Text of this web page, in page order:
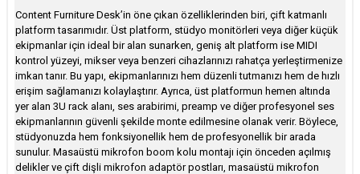
Content Furniture Desk’in öne çıkan özelliklerinden biri, çift katmanlı
platform tasarımıdır. Üst platform, stüdyo monitörleri veya diğer küçük
ekipmanlar için ideal bir alan sunarken, geniş alt platform ise MIDI
kontrol yüzeyi, mikser veya benzeri cihazlarınızı rahatça yerleştirmenize
imkan tanır. Bu yapı, ekipmanlarınızı hem düzenli tutmanızı hem de hızlı
erişim sağlamanızı kolaylaştırır. Ayrıca, üst platformun hemen altında
yer alan 3U rack alanı, ses arabirimi, preamp ve diğer profesyonel ses
ekipmanlarının güvenli şekilde monte edilmesine olanak verir. Böylece,
stüdyonuzda hem fonksiyonellik hem de profesyonellik bir arada
sunulur. Masaüstü mikrofon boom kolu montajı için önceden açılmış
delikler ve çift dişli mikrofon adaptör postları, masaüstü mikrofon